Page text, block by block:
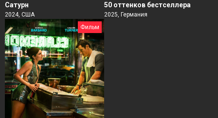
Сатурн
2024, США
50 оттенков бестселлера
2025, Германия
Фильм